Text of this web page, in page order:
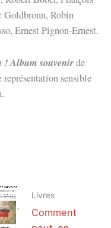
Goldbronn, Robin
Ernest Pignon-Ernest.
! Album souvenirde
sensible
Livres
Comment